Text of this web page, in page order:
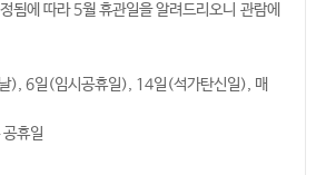
됨에 따라 5월 휴관일을 알려드리오니 관람에
), 6일(임시공휴일), 14일(석가탄신일), 매
휴일